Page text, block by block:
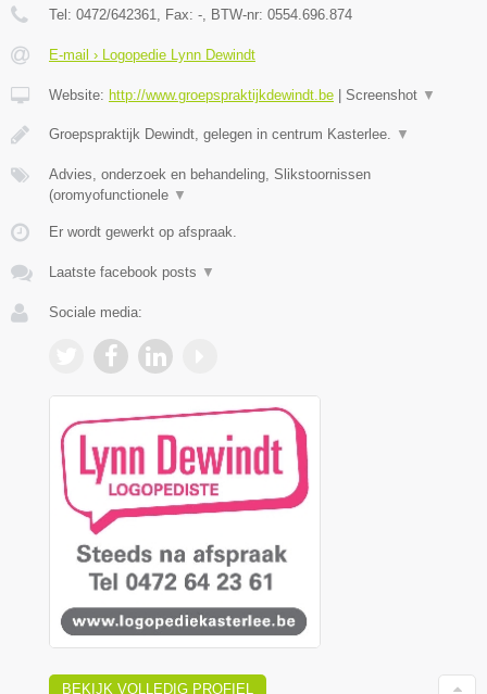
Tel: 0472/642361, Fax: -, BTW-nr: 0554.696.874
E-mail › Logopedie Lynn Dewindt
Website: http://www.groepspraktijkdewindt.be Screenshot ▼
Groepspraktijk Dewindt, gelegen in centrum Kasterlee. ▼
Advies, onderzoek en behandeling, Slikstoornissen
(oromyofunctionele ▼
Er wordt gewerkt op afspraak.
Laatste facebook posts ▼
Sociale media:
BEKIJK VOLLEDIG PROFIEL